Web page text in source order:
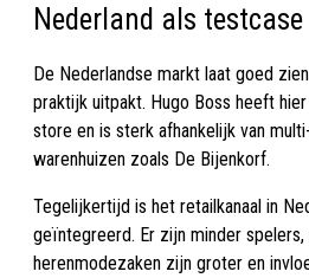
Nederland als testcase
De Nederlandse markt laat goed
praktijk uitpakt. Hugo Boss heeft
store en is sterk afhankelijk van
warenhuizen zoals De Bijenkorf.
Tegelijkertijd is het retailkanaal in
geïntegreerd. Er zijn minder
herenmodezaken zijn groter en